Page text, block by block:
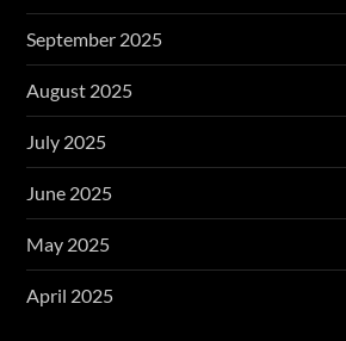
September 2025
August 2025
July 2025
June 2025
May 2025
April 2025